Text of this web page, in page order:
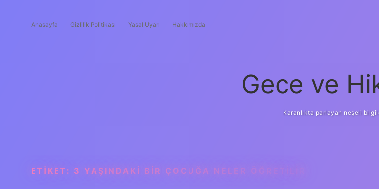
Anasayfa Gizlilik Politikası Yasal Uyarı Hakkımızda
Gece ve
Karanlıkta parlayan neşeli
ETIKET: 3 YAŞINDAKI BIR ÇOCUĞA NELER ÖĞRETILIR